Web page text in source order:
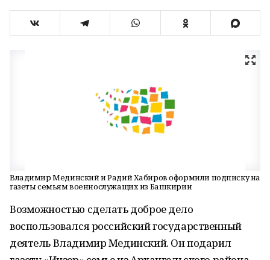
Владимир Мединский и Радий Хабиров оформили подписку на
газеты семьям военнослужащих из Башкирии
Возможностью сделать доброе дело
воспользовался российский государственный
деятель Владимир Мединский. Он подарил